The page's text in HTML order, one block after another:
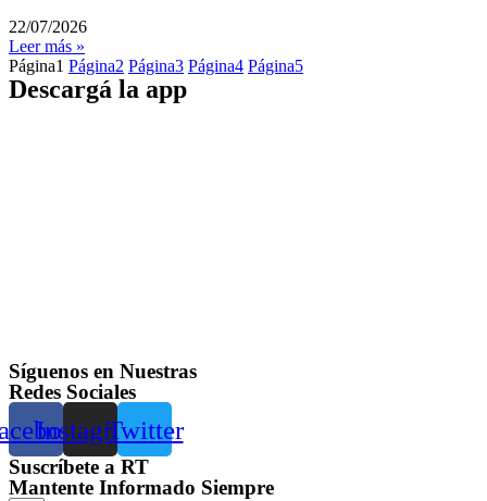
22/07/2026
Leer más »
Página1 Página2 Página3 Página4 Página5
Descargá la app
Síguenos en Nuestras
Redes Sociales
InstagramTwitter
Suscríbete a RT
Mantente Informado Siempre